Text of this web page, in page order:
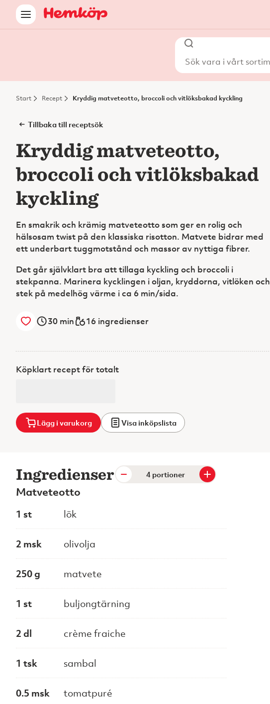
Start Recept Kryddig matveteotto, broccoli och vitlöksbakad kyckling
Tillbaka till receptsök
Kryddig matveteotto,
broccoli och vitlöksbakad
kyckling
En smakrik och krämig matveteotto som ger en rolig och
hälsosam twist på den klassiska risotton. Matvete bidrar med
ett underbart tuggmotstånd och massor av nyttiga fibrer.
Det går självklart bra att tillaga kyckling och broccoli i
stekpanna. Marinera kycklingen i oljan, kryddorna, vitlöken och
stek på medelhög värme i ca 6 min/sida.
30 min 16 ingredienser
Köpklart recept för totalt
Lägg i varukorg Visa inköpslista
Ingredienser portioner
Matveteotto
1 st lök
2 msk olivolja
250 g matvete
1 st buljongtärning
2 dl crème fraiche
1 tsk sambal
0.5 msk tomatpuré